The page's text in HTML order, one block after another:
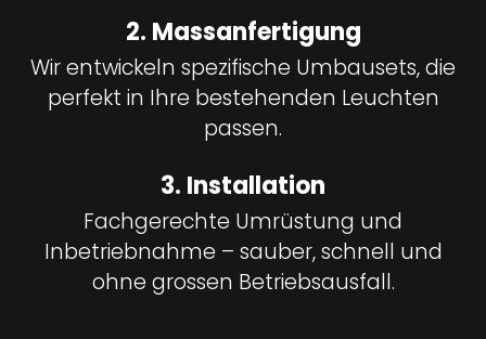
2. Massanfertigung
Wir entwickeln spezifische Umbausets, die
perfekt in Ihre bestehenden Leuchten
passen.
3. Installation
Fachgerechte Umrüstung und
Inbetriebnahme – sauber, schnell und
ohne grossen Betriebsausfall.